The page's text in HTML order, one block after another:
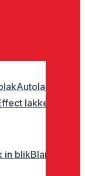
Autolak
lakken
in blikBlanke